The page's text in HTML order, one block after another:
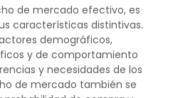
de mercado efectivo, es
características distintivas.
demográficos,
y de comportamiento
y necesidades de los
de mercado también se